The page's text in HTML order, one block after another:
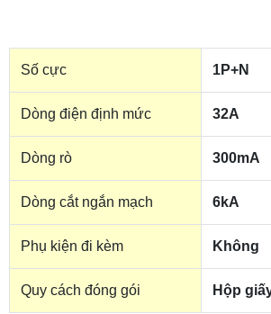
Số cực 1P+N
Dòng điện định mức 32A
Dòng rò 300mA
Dòng cắt ngắn mạch 6kA
Phụ kiện đi kèm Không
Quy cách đóng gói Hộp